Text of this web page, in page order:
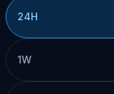
24H
1W